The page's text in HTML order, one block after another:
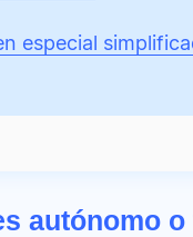
especial
autónomo